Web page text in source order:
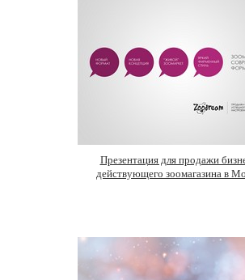
Презентация для продажи
действующего зоомагазина в